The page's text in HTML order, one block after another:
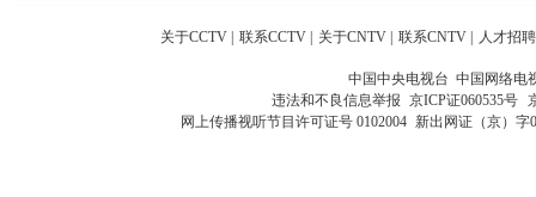
关于CCTV | 联系CCTV | 关于CNTV | 联系CNTV | 人才招聘
中国中央电视台 中国网络电
违法和不良信息举报 京ICP证060535号
网上传播视听节目许可证号 0102004 新出网证（京）